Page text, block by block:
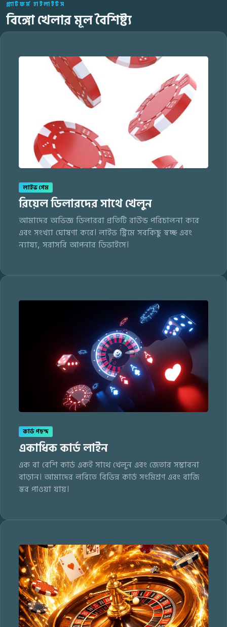
প্ল্যাটফর্ম হাইলাইটস
বিঙ্গো খেলার মূল বৈশিষ্ট্য
লাইভ গেম
রিয়েল ডিলারদের সাথে খেলুন
আমাদের অভিজ্ঞ ডিলাররা প্রতিটি রাউন্ড পরিচালনা করে
এবং সংখ্যা ঘোষণা করে। লাইভ স্ট্রিমে সবকিছু স্বচ্ছ এবং
ন্যায্য, সরাসরি আপনার ডিভাইসে।
কার্ড পছন্দ
একাধিক কার্ড লাইন
এক বা বেশি কার্ড একই সাথে খেলুন এবং জেতার সম্ভাবনা
বাড়ান। আমাদের লবিতে বিভিন্ন কার্ড সংমিশ্রণ এবং বাজি
স্তর পাওয়া যায়।